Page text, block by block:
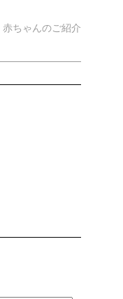
赤ちゃんのご紹介